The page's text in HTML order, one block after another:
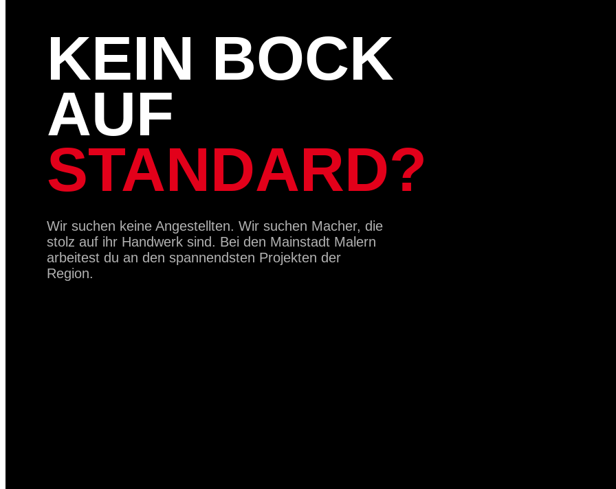
KEIN BOCK
AUF
STANDARD?
Wir suchen keine Angestellten. Wir suchen Macher, die
stolz auf ihr Handwerk sind. Bei den Mainstadt Malern
arbeitest du an den spannendsten Projekten der
Region.